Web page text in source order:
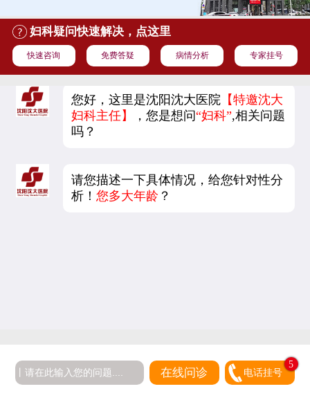
妇科疑问快速解决，点这里
快速咨询 免费答疑 病情分析 专家挂号
您好，这里是沈阳沈大医院 【特邀沈大
妇科主任】
，您是想问“妇科”,相关问题
吗？
请您描述一下具体情况，给您针对性分
析！您多大年龄 ？
在线问诊 电话挂号
5